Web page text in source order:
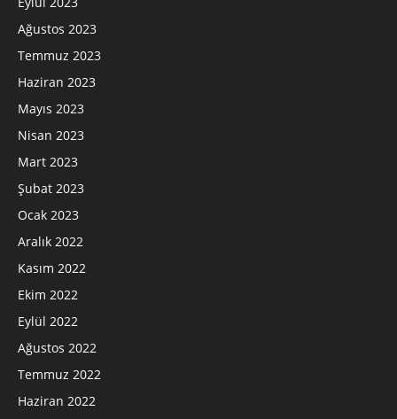
Ağustos 2023
Temmuz 2023
Haziran 2023
Mayıs 2023
Nisan 2023
Mart 2023
Şubat 2023
Ocak 2023
Aralık 2022
Kasım 2022
Ekim 2022
Eylül 2022
Ağustos 2022
Temmuz 2022
Haziran 2022